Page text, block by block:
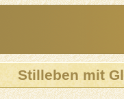
Stilleben mit